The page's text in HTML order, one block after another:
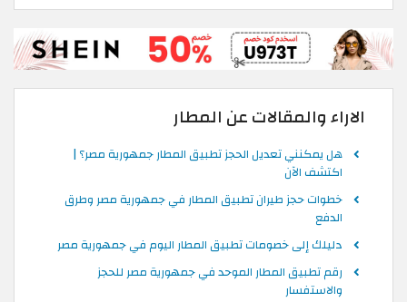
الاراء والمقالات عن المطار
هل يمكنني تعديل الحجز تطبيق المطار جمهورية مصر؟ |
اكتشف الآن
خطوات حجز طيران تطبيق المطار في جمهورية مصر وطرق
الدفع
دليلك إلى خصومات تطبيق المطار اليوم في جمهورية مصر
رقم تطبيق المطار الموحد في جمهورية مصر للحجز
والاستفسار